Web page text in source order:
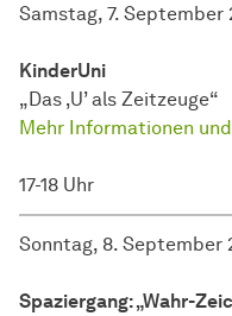
Samstag, 7. September
KinderUni
„Das ‚U’ als Zeitzeuge“
Mehr Informationen
17-18 Uhr
Sonntag, 8. September
Spaziergang: „Wahr-